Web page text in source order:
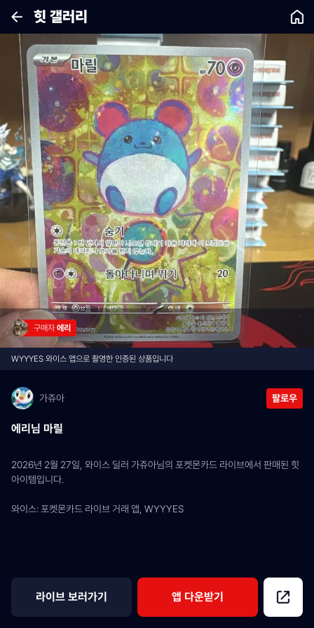
힛 갤러리
구매자 에리
WYYYES 와이스 앱으로 촬영한 인증된 상품입니다
가쥬아 팔로우
에리님 마릴
2026년 2월 27일, 와이스 딜러 가쥬아님의 포켓몬카드 라이브에서 판매된 힛
아이템입니다.
와이스: 포켓몬카드 라이브 거래 앱, WYYYES
라이브 보러가기 앱 다운받기